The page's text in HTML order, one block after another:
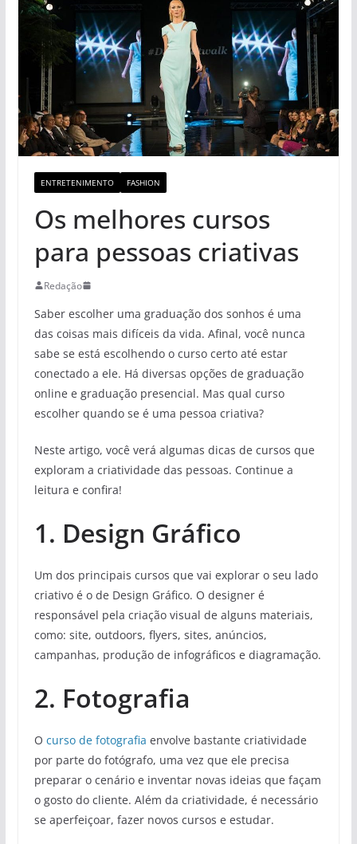
ENTRETENIMENTO FASHION
Os melhores cursos
para pessoas criativas
Redação
Saber escolher uma graduação dos sonhos é uma
das coisas mais difíceis da vida. Afinal, você nunca
sabe se está escolhendo o curso certo até estar
conectado a ele. Há diversas opções de graduação
online e graduação presencial. Mas qual curso
escolher quando se é uma pessoa criativa?
Neste artigo, você verá algumas dicas de cursos que
exploram a criatividade das pessoas. Continue a
leitura e confira!
1. Design Gráfico
Um dos principais cursos que vai explorar o seu lado
criativo é o de Design Gráfico. O designer é
responsável pela criação visual de alguns materiais,
como: site, outdoors, flyers, sites, anúncios,
campanhas, produção de infográficos e diagramação.
2. Fotografia
O curso de fotografia envolve bastante criatividade
por parte do fotógrafo, uma vez que ele precisa
preparar o cenário e inventar novas ideias que façam
o gosto do cliente. Além da criatividade, é necessário
se aperfeiçoar, fazer novos cursos e estudar.